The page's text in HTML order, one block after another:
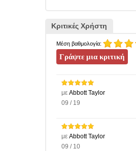
Κριτικές Χρήστη
Μέση βαθμολογία:
με Abbott Taylor
09 / 19
με Abbott Taylor
09 / 10